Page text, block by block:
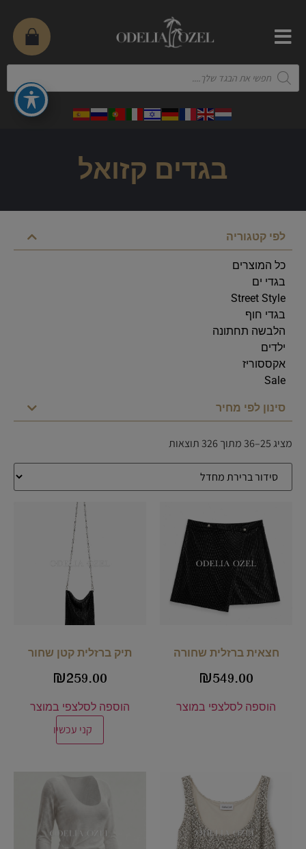
בגדים קזואל
לפי קטגוריה
כל המוצרים
בגדי ים
Street Style
בגדי חוף
הלבשה תחתונה
ילדים
אקססוריז
Sale
סינון לפי מחיר
מציג 25–36 מתוך 326 תוצאות
חצאית ברזלית שחורה
₪549.00
הוספה לסלצפי במוצר
תיק ברזלית קטן שחור
₪259.00
הוספה לסלצפי במוצר
קני עכשיו